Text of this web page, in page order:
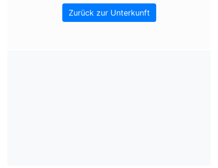
Zurück zur Unterkunft